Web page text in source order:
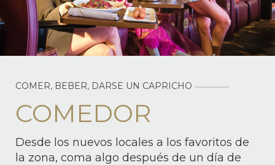
COMER, BEBER, DARSE UN CAPRICHO
COMEDOR
Desde los nuevos locales a los favoritos de
la zona, coma algo después de un día de